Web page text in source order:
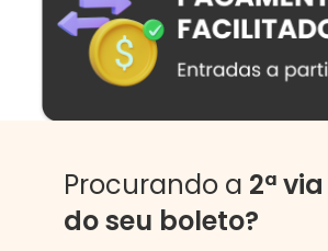
Procurando a 2ª via
do seu boleto?